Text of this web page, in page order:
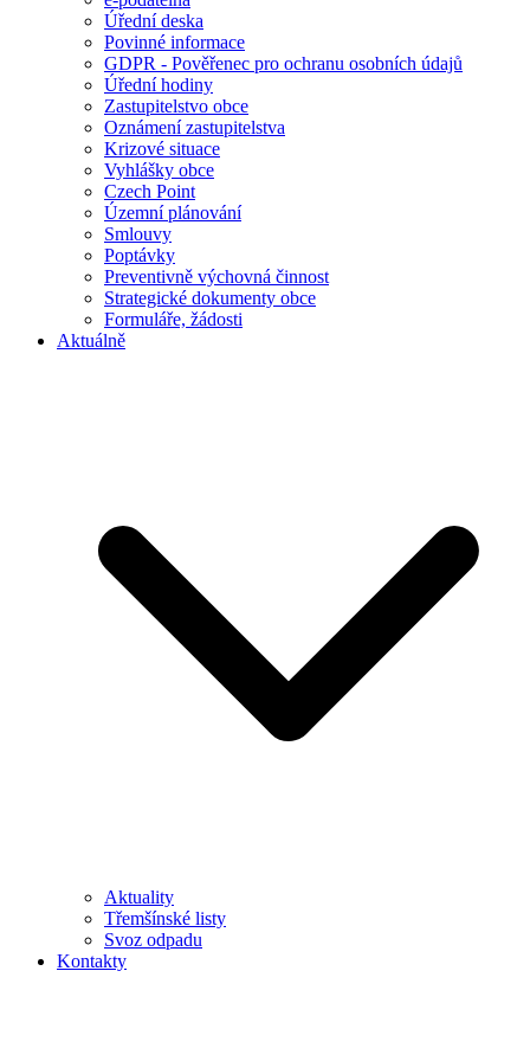
Úřední deska
Povinné informace
GDPR - Pověřenec pro ochranu osobních údajů
Úřední hodiny
Zastupitelstvo obce
Oznámení zastupitelstva
Krizové situace
Vyhlášky obce
Czech Point
Územní plánování
Smlouvy
Poptávky
Preventivně výchovná činnost
Strategické dokumenty obce
Formuláře, žádosti
Aktuálně
Aktuality
Třemšínské listy
Svoz odpadu
Kontakty